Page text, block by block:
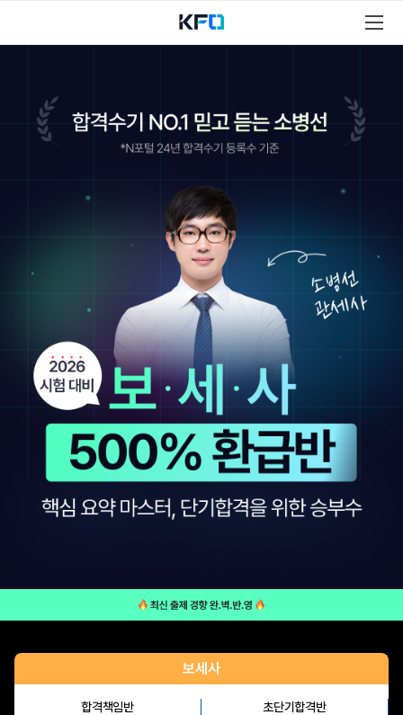
보세사
합격책임반 초단기합격반